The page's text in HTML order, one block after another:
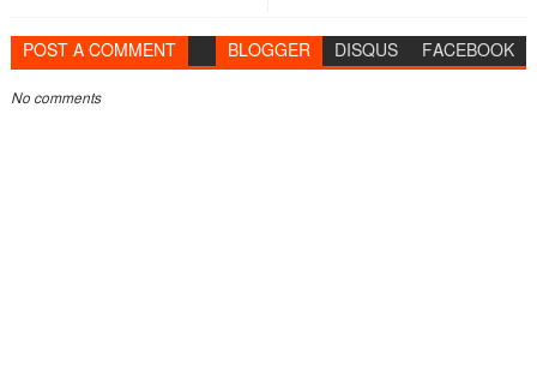
POST A COMMENT BLOGGER DISQUS FACEBOOK
No comments